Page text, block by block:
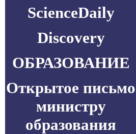
ScienceDaily
Discovery
ОБРАЗОВАНИЕ
Открытое письмо
министру
образования